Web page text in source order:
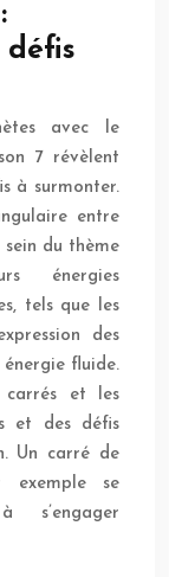
défis
avec le
7 révèlent
à surmonter.
entre
sein du thème
énergies
tels que les
des
fluide.
carrés et les
et des défis
Un carré de
exemple se